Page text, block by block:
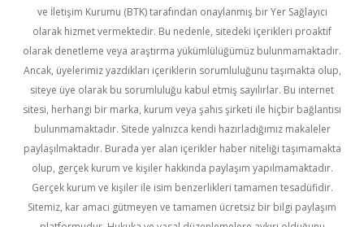
ve İletişim Kurumu (BTK) tarafından onaylanmış bir Yer Sağlayıcı
olarak hizmet vermektedir. Bu nedenle, sitedeki içerikleri proaktif
olarak denetleme veya araştırma yükümlülüğümüz bulunmamaktadır.
Ancak, üyelerimiz yazdıkları içeriklerin sorumluluğunu taşımakta olup,
siteye üye olarak bu sorumluluğu kabul etmiş sayılırlar. Bu internet
sitesi, herhangi bir marka, kurum veya şahıs şirketi ile hiçbir bağlantısı
bulunmamaktadır. Sitede yalnızca kendi hazırladığımız makaleler
paylaşılmaktadır. Burada yer alan içerikler haber niteliği taşımamakta
olup, gerçek kurum ve kişiler hakkında paylaşım yapılmamaktadır.
Gerçek kurum ve kişiler ile isim benzerlikleri tamamen tesadüfidir.
Sitemiz, kar amacı gütmeyen ve tamamen ücretsiz bir bilgi paylaşım